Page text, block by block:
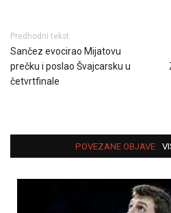
Predhodni tekst
Sančez evocirao Mijatovu
prečku i poslao Švajcarsku u
četvrtfinale
POVEZANE OBJAVE